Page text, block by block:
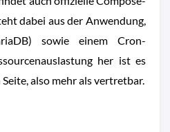
dabei aus der Anwendung,
sowie einem Cron-
her ist es
also mehr als vertretbar.